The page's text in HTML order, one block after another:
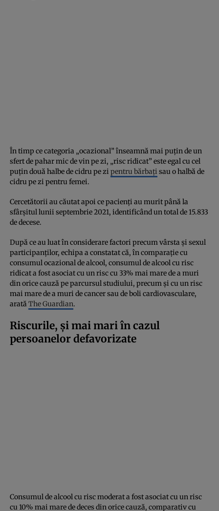
În timp ce categoria „ocazional” înseamnă mai puțin de un
sfert de pahar mic de vin pe zi, „risc ridicat” este egal cu cel
puțin două halbe de cidru pe zi pentru bărbați sau o halbă de
cidru pe zi pentru femei.
Cercetătorii au căutat apoi ce pacienți au murit până la
sfârșitul lunii septembrie 2021, identificând un total de 15.833
de decese.
După ce au luat în considerare factori precum vârsta și sexul
participanților, echipa a constatat că, în comparație cu
consumul ocazional de alcool, consumul de alcool cu risc
ridicat a fost asociat cu un risc cu 33% mai mare de a muri
din orice cauză pe parcursul studiului, precum și cu un risc
mai mare de a muri de cancer sau de boli cardiovasculare,
arată The Guardian.
Riscurile, și mai mari în cazul
persoanelor defavorizate
Consumul de alcool cu risc moderat a fost asociat cu un risc
cu 10% mai mare de deces din orice cauză, comparativ cu